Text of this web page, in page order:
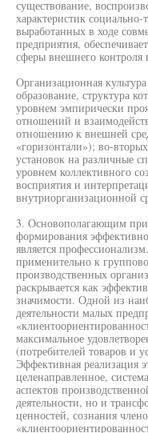
существование,
характеристик
выработанных в ходе
предприятия,
сферы внешнего контроля
Организационная
образование, структура
уровнем эмпирически
отношений и
отношению к внешней
«горизонтали»); во-
установок на различные
уровнем коллективного
восприятия и
внутриорганизационной
3. Основополагающим
формирования
является
применительно к
производственных
раскрывается как
значимости. Одной из
деятельности малых
максимальное
(потребителей товаров и
Эффективная реализация
целенаправленное,
аспектов
деятельности, но и
ценностей, сознания